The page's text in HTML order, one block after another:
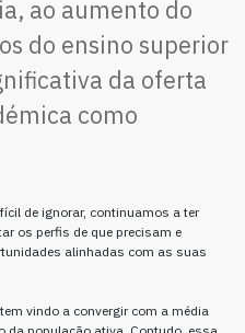
ao aumento do
do ensino superior
da oferta
como
de ignorar, continuamos a ter
os perfis de que precisam e
alinhadas com as suas
vindo a convergir com a média